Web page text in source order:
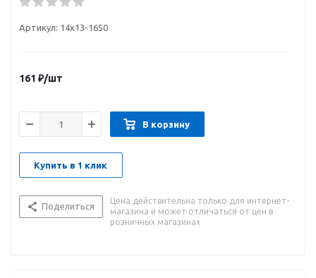
Артикул: 14х13-1650
161 ₽/шт
В корзину
Купить в 1 клик
Поделиться
Цена действительна только для интернет-
магазина и может отличаться от цен в
розничных магазинах